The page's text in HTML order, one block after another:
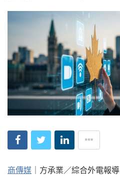
商傳媒 ｜方承業／綜合外電報導